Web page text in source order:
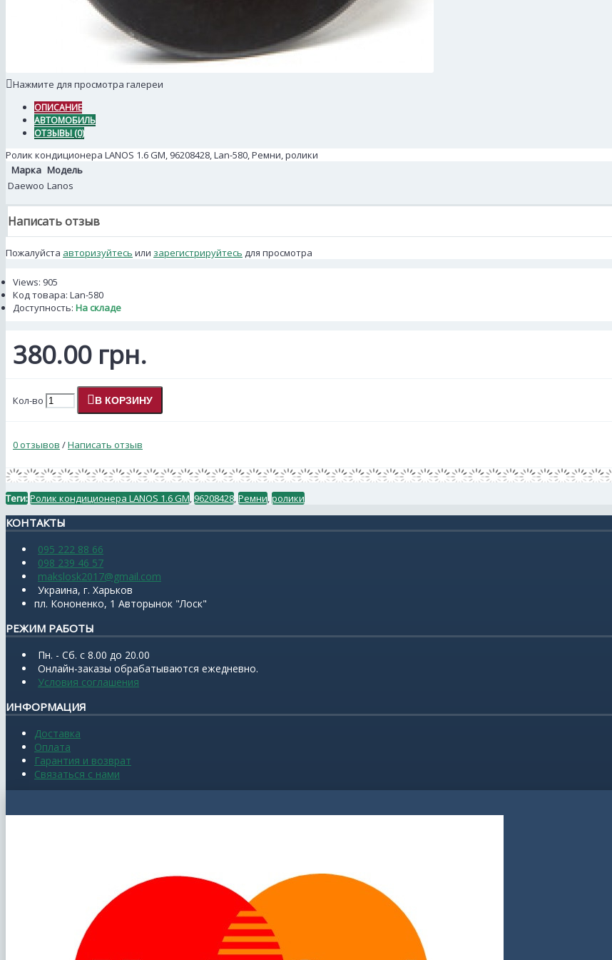
Нажмите для просмотра галереи
ОПИСАНИЕ
АВТОМОБИЛЬ
ОТЗЫВЫ (0)
Ролик кондиционера LANOS 1.6 GM, 96208428, Lan-580, Ремни, ролики
Марка Модель
Daewoo Lanos
Написать отзыв
Пожалуйста авторизуйтесь или зарегистрируйтесь для просмотра
Views: 905
Код товара: Lan-580
Доступность: На складе
380.00 грн.
Кол-во В КОРЗИНУ
0 отзывов /Написать отзыв
Теги:Ролик кондиционера LANOS 1.6 GM, 96208428,Ремни,ролики
КОНТАКТЫ
095 222 88 66
098 239 46 57
makslosk2017@gmail.com
Украина, г. Харьков
пл. Кононенко, 1 Авторынок "Лоск"
РЕЖИМ РАБОТЫ
Пн. - Сб. с 8.00 до 20.00
Онлайн-заказы обрабатываются ежедневно.
Условия соглашения
ИНФОРМАЦИЯ
Доставка
Оплата
Гарантия и возврат
Связаться с нами